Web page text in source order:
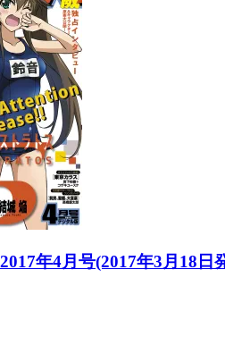
年4月号(2017年3月18日